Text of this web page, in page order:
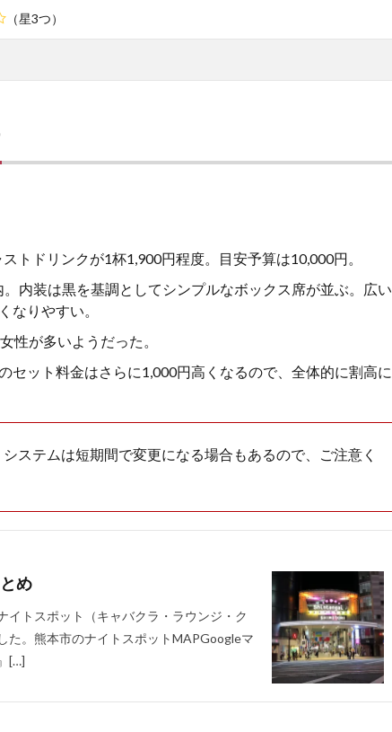
（星3つ）
トドリンクが1杯1,900円程度。目安予算は10,000円。
内装は黒を基調としてシンプルなボックス席が並ぶ。広い
なりやすい。
性が多いようだった。
セット料金はさらに1,000円高くなるので、全体的に割高に
ステムは短期間で変更になる場合もあるので、ご注意く
め
トスポット（キャバクラ・ラウンジ・ク
た。熊本市のナイトスポットMAPGoogleマ
[…]